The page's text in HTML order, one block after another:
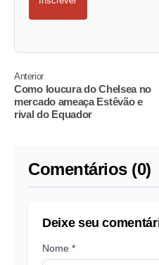
Anterior
Como loucura do Chelsea no
mercado ameaça Estêvão e
rival do Equador
Comentários (0)
Deixe seu
Nome *